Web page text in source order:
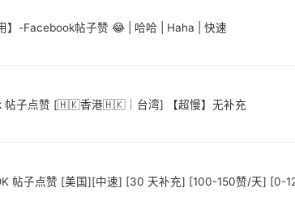
】-Facebook帖子赞 😂 | 哈哈 | Haha | 快速
帖子点赞 [🇭🇰香港🇭🇰｜台湾] 【超慢】无补充
帖子点赞 [美国][中速] [30 天补充] [100-150赞/天] [0-